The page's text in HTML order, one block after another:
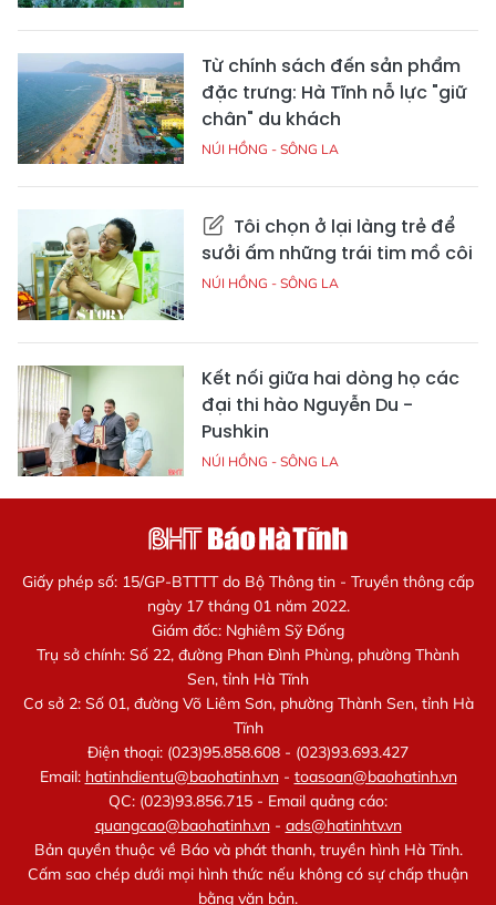
Từ chính sách đến sản phẩm
đặc trưng: Hà Tĩnh nỗ lực "giữ
chân" du khách
NÚI HỒNG - SÔNG LA
Tôi chọn ở lại làng trẻ để
sưởi ấm những trái tim mồ côi
NÚI HỒNG - SÔNG LA
Kết nối giữa hai dòng họ các
đại thi hào Nguyễn Du -
Pushkin
NÚI HỒNG - SÔNG LA
Giấy phép số: 15/GP-BTTTT do Bộ Thông tin - Truyền thông cấp
ngày 17 tháng 01 năm 2022.
Giám đốc: Nghiêm Sỹ Đống
Trụ sở chính: Số 22, đường Phan Đình Phùng, phường Thành
Sen, tỉnh Hà Tĩnh
Cơ sở 2: Số 01, đường Võ Liêm Sơn, phường Thành Sen, tỉnh Hà
Tĩnh
Điện thoại: (023)95.858.608 - (023)93.693.427
Email: hatinhdientu@baohatinh.vn- toasoan@baohatinh.vn
QC: (023)93.856.715 - Email quảng cáo:
quangcao@baohatinh.vn- ads@hatinhtv.vn
Bản quyền thuộc về Báo và phát thanh, truyền hình Hà Tĩnh.
Cấm sao chép dưới mọi hình thức nếu không có sự chấp thuận
bằng văn bản.